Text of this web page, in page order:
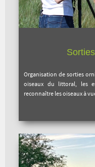
Organisation de sorties
oiseaux du littoral, les
reconnaître les oiseaux à